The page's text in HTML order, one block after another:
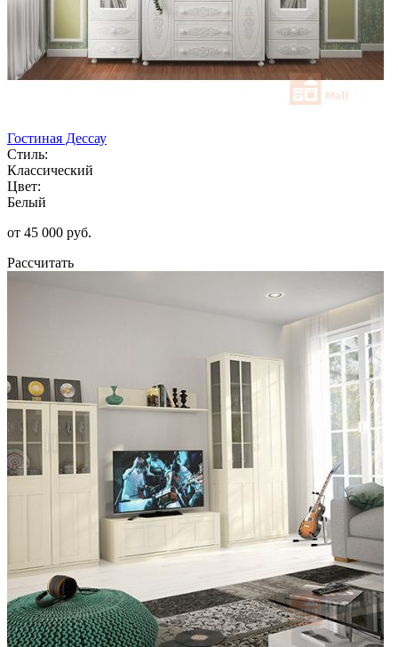
Гостиная Дессау
Стиль:
Классический
Цвет:
Белый
от 45 000 руб.
Рассчитать